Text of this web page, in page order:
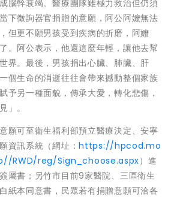
腦幹衰竭。醫療團隊雖極力救治但仍須
下徵詢器官捐贈的意願，阿公阿嬤無法
但更不願男孩受到疾病的折磨，阿嬤
。阿公表示，他還這麼年輕，讓他去幫
界。最後，男孩捐出心臟、肺臟、肝
個生命的消逝往往會帶來撼動整個家族
予另一種面貌，傳承大愛，轉化悲傷，
」。
願可至衛生福利部預立醫療決定、安寧
資訊系統（網址：https://hpcod.mo
RWD/reg/Sign_choose.aspx）進
屬書；另竹市目前9家醫院、三區衛生
紙本同意書，民眾若有捐贈意願可洽各